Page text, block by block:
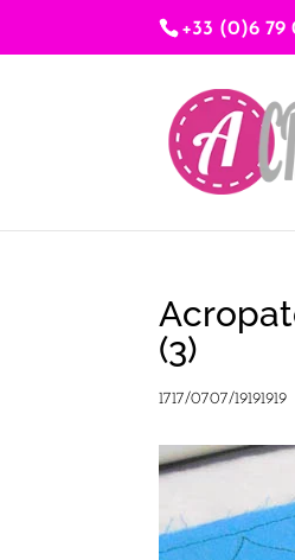
+33 (0)6 79
(3)
1717/0707/19191919